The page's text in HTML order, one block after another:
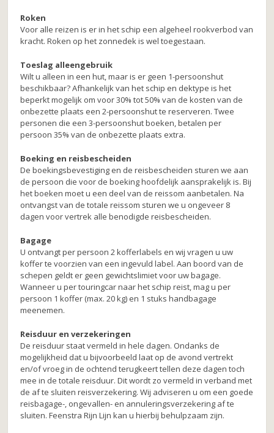
Roken
Voor alle reizen is er in het schip een algeheel rookverbod van
kracht. Roken op het zonnedek is wel toegestaan.
Toeslag alleengebruik
Wilt u alleen in een hut, maar is er geen 1-persoonshut
beschikbaar? Afhankelijk van het schip en dektype is het
beperkt mogelijk om voor 30% tot 50% van de kosten van de
onbezette plaats een 2-persoonshut te reserveren. Twee
personen die een 3-persoonshut boeken, betalen per
persoon 35% van de onbezette plaats extra.
Boeking en reisbescheiden
De boekingsbevestiging en de reisbescheiden sturen we aan
de persoon die voor de boeking hoofdelijk aansprakelijk is. Bij
het boeken moet u een deel van de reissom aanbetalen. Na
ontvangst van de totale reissom sturen we u ongeveer 8
dagen voor vertrek alle benodigde reisbescheiden.
Bagage
U ontvangt per persoon 2 kofferlabels en wij vragen u uw
koffer te voorzien van een ingevuld label. Aan boord van de
schepen geldt er geen gewichtslimiet voor uw bagage.
Wanneer u per touringcar naar het schip reist, mag u per
persoon 1 koffer (max. 20 kg) en 1 stuks handbagage
meenemen.
Reisduur en verzekeringen
De reisduur staat vermeld in hele dagen. Ondanks de
mogelijkheid dat u bijvoorbeeld laat op de avond vertrekt
en/of vroeg in de ochtend terugkeert tellen deze dagen toch
mee in de totale reisduur. Dit wordt zo vermeld in verband met
de af te sluiten reisverzekering. Wij adviseren u om een goede
reisbagage-, ongevallen- en annuleringsverzekering af te
sluiten. Feenstra Rijn Lijn kan u hierbij behulpzaam zijn.